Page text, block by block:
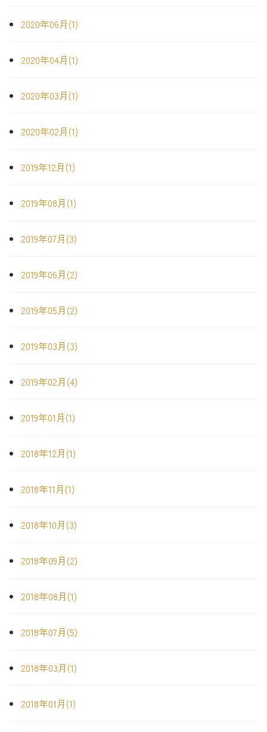
2020年06月(1)
2020年04月(1)
2020年03月(1)
2020年02月(1)
2019年12月(1)
2019年08月(1)
2019年07月(3)
2019年06月(2)
2019年05月(2)
2019年03月(3)
2019年02月(4)
2019年01月(1)
2018年12月(1)
2018年11月(1)
2018年10月(3)
2018年09月(2)
2018年08月(1)
2018年07月(5)
2018年03月(1)
2018年01月(1)